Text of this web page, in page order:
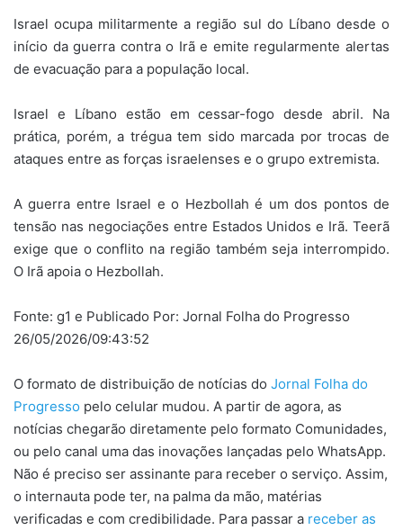
Israel ocupa militarmente a região sul do Líbano desde o
início da guerra contra o Irã e emite regularmente alertas
de evacuação para a população local.
Israel e Líbano estão em cessar-fogo desde abril. Na
prática, porém, a trégua tem sido marcada por trocas de
ataques entre as forças israelenses e o grupo extremista.
A guerra entre Israel e o Hezbollah é um dos pontos de
tensão nas negociações entre Estados Unidos e Irã. Teerã
exige que o conflito na região também seja interrompido.
O Irã apoia o Hezbollah.
Fonte: g1 e Publicado Por: Jornal Folha do Progresso
26/05/2026/09:43:52
O formato de distribuição de notícias do Jornal Folha do
Progresso pelo celular mudou. A partir de agora, as
notícias chegarão diretamente pelo formato Comunidades,
ou pelo canal uma das inovações lançadas pelo WhatsApp.
Não é preciso ser assinante para receber o serviço. Assim,
o internauta pode ter, na palma da mão, matérias
verificadas e com credibilidade. Para passar a receber as